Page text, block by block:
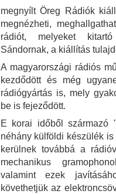
megnyílt Öreg Rádiók
megnézheti,
rádiót, melyeket
Sándornak, a kiállítás
A magyarországi rádiós
kezdődött és még
rádiógyártás is, mely
be is fejeződött.
E korai időből származó
néhány külföldi készülék
kerülnek továbbá a
mechanikus
valamint ezek
követhetjük az